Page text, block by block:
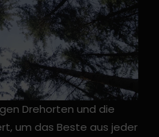
Drehorten und die
um das Beste aus jeder